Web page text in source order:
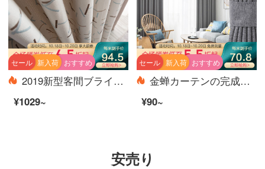
おすすめ
新入荷
セール
2019新型客間ブラインド遮光製品insドネットレッドカーテン寝室北欧シンプルフック角糖(スプライス)789-3スプライス688-2 1メートルの材料価格(無料加工)は何メートルの撮影が必要ですか？
¥1029~
おすすめ
新入荷
セール
金蝉カーテンの完成品は厚いビロードを加えて、現代純色の寝室のリビングルームに遮光カーテンをカスタマイズします。
¥90~
安売り